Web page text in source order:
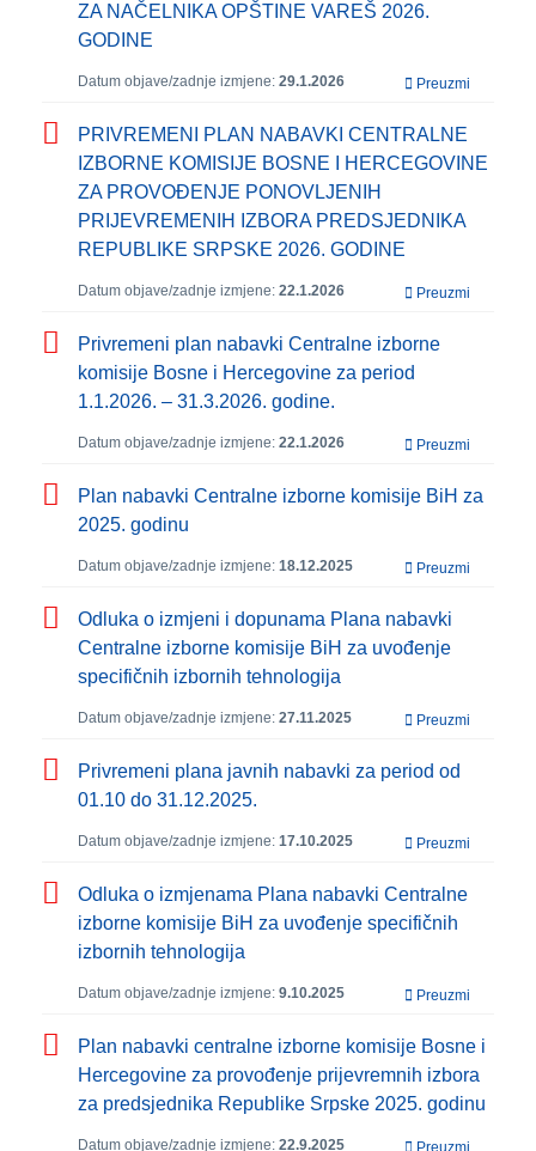
ZA NAČELNIKA OPŠTINE VAREŠ 2026.
GODINE
Datum objave/zadnje izmjene: 29.1.2026 Preuzmi
PRIVREMENI PLAN NABAVKI CENTRALNE
IZBORNE KOMISIJE BOSNE I HERCEGOVINE
ZA PROVOĐENJE PONOVLJENIH
PRIJEVREMENIH IZBORA PREDSJEDNIKA
REPUBLIKE SRPSKE 2026. GODINE
Datum objave/zadnje izmjene: 22.1.2026 Preuzmi
Privremeni plan nabavki Centralne izborne
komisije Bosne i Hercegovine za period
1.1.2026. – 31.3.2026. godine.
Datum objave/zadnje izmjene: 22.1.2026 Preuzmi
Plan nabavki Centralne izborne komisije BiH za
2025. godinu
Datum objave/zadnje izmjene: 18.12.2025 Preuzmi
Odluka o izmjeni i dopunama Plana nabavki
Centralne izborne komisije BiH za uvođenje
specifičnih izbornih tehnologija
Datum objave/zadnje izmjene: 27.11.2025 Preuzmi
Privremeni plana javnih nabavki za period od
01.10 do 31.12.2025.
Datum objave/zadnje izmjene: 17.10.2025 Preuzmi
Odluka o izmjenama Plana nabavki Centralne
izborne komisije BiH za uvođenje specifičnih
izbornih tehnologija
Datum objave/zadnje izmjene: 9.10.2025 Preuzmi
Plan nabavki centralne izborne komisije Bosne i
Hercegovine za provođenje prijevremnih izbora
za predsjednika Republike Srpske 2025. godinu
Datum objave/zadnje izmjene: 22.9.2025 Preuzmi